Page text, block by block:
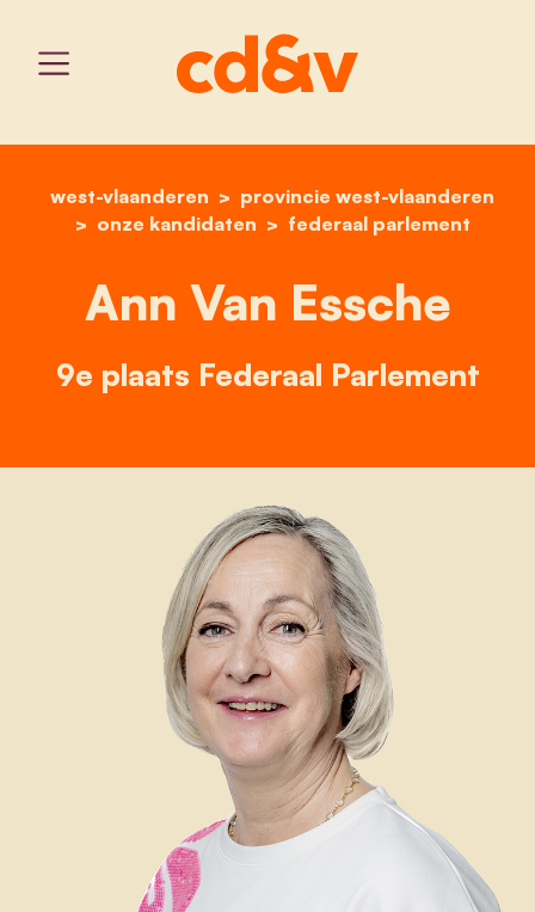
home
west-vlaanderen
provincie west-vlaanderen
onze kandidaten
federaal parlement
ann van essche
Ann Van Essche
9e plaats Federaal Parlement